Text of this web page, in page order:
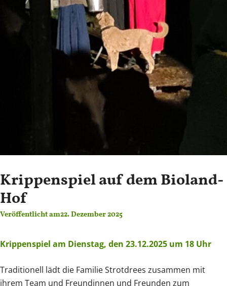
Krippenspiel auf dem Bioland-
Hof
Veröffentlicht am22. Dezember 2025
Krippenspiel am Dienstag, den 23.12.2025 um 18 Uhr
Traditionell lädt die Familie Strotdrees zusammen mit
ihrem Team und Freundinnen und Freunden zum